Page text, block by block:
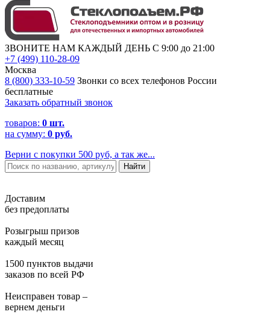
ЗВОНИТЕ НАМ КАЖДЫЙ ДЕНЬ С 9:00 до 21:00
+7 (499) 110-28-09
Москва
8 (800) 333-10-59 Звонки со всех телефонов России
бесплатные
Заказать обратный звонок
товаров: 0 шт.
на сумму: 0 руб.
Верни с покупки 500 руб, а так же...
Доставим
без предоплаты
Розыгрыш призов
каждый месяц
1500 пунктов выдачи
заказов по всей РФ
Неисправен товар –
вернем деньги